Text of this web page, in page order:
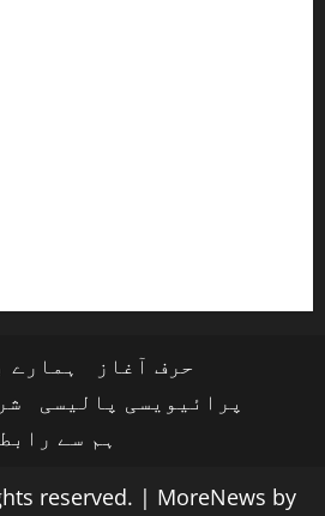
حرف آغاز
ہمارے
پرائیویسی پالیسی
ہم سے
reserved. | MoreNews by